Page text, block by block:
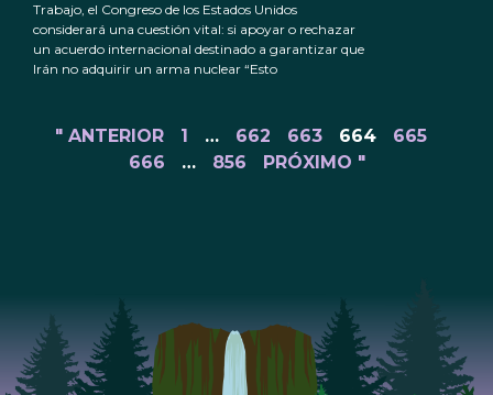
Trabajo, el Congreso de los Estados Unidos
considerará una cuestión vital: si apoyar o rechazar
un acuerdo internacional destinado a garantizar que
Irán no adquirir un arma nuclear “Esto
" ANTERIOR 1 … 662 663 664
665
666
… 856 PRÓXIMO "